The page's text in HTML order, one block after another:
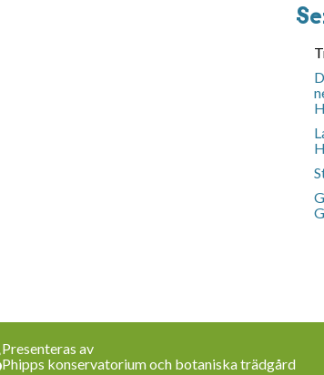
Presenteras av
Phipps konservatorium och botaniska trädgård